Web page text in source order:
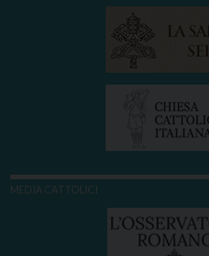
MEDIA CATTOLICI